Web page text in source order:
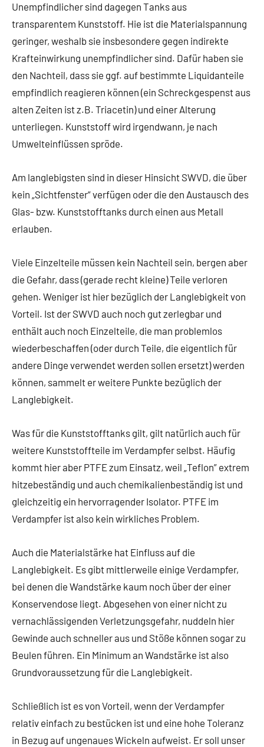
Unempfindlicher sind dagegen Tanks aus
transparentem Kunststoff. Hie ist die Materialspannung
geringer, weshalb sie insbesondere gegen indirekte
Krafteinwirkung unempfindlicher sind. Dafür haben sie
den Nachteil, dass sie ggf. auf bestimmte Liquidanteile
empfindlich reagieren können (ein Schreckgespenst aus
alten Zeiten ist z.B. Triacetin) und einer Alterung
unterliegen. Kunststoff wird irgendwann, je nach
Umwelteinflüssen spröde.
Am langlebigsten sind in dieser Hinsicht SWVD, die über
kein „Sichtfenster“ verfügen oder die den Austausch des
Glas- bzw. Kunststofftanks durch einen aus Metall
erlauben.
Viele Einzelteile müssen kein Nachteil sein, bergen aber
die Gefahr, dass (gerade recht kleine) Teile verloren
gehen. Weniger ist hier bezüglich der Langlebigkeit von
Vorteil. Ist der SWVD auch noch gut zerlegbar und
enthält auch noch Einzelteile, die man problemlos
wiederbeschaffen (oder durch Teile, die eigentlich für
andere Dinge verwendet werden sollen ersetzt) werden
können, sammelt er weitere Punkte bezüglich der
Langlebigkeit.
Was für die Kunststofftanks gilt, gilt natürlich auch für
weitere Kunststoffteile im Verdampfer selbst. Häufig
kommt hier aber PTFE zum Einsatz, weil „Teflon” extrem
hitzebeständig und auch chemikalienbeständig ist und
gleichzeitig ein hervorragender Isolator. PTFE im
Verdampfer ist also kein wirkliches Problem.
Auch die Materialstärke hat Einfluss auf die
Langlebigkeit. Es gibt mittlerweile einige Verdampfer,
bei denen die Wandstärke kaum noch über der einer
Konservendose liegt. Abgesehen von einer nicht zu
vernachlässigenden Verletzungsgefahr, nuddeln hier
Gewinde auch schneller aus und Stöße können sogar zu
Beulen führen. Ein Minimum an Wandstärke ist also
Grundvoraussetzung für die Langlebigkeit.
Schließlich ist es von Vorteil, wenn der Verdampfer
relativ einfach zu bestücken ist und eine hohe Toleranz
in Bezug auf ungenaues Wickeln aufweist. Er soll unser